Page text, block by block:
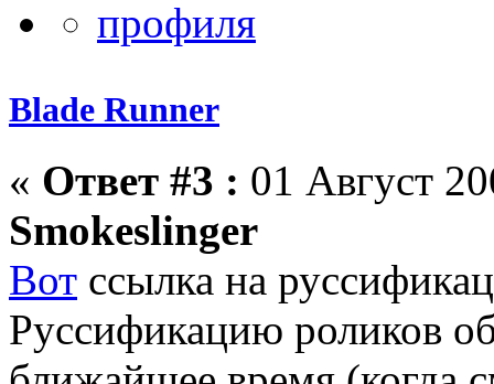
Blade Runner
« Ответ #3 : 01 Август
Smokeslinger
Вот ссылка на
Руссификацию роликов